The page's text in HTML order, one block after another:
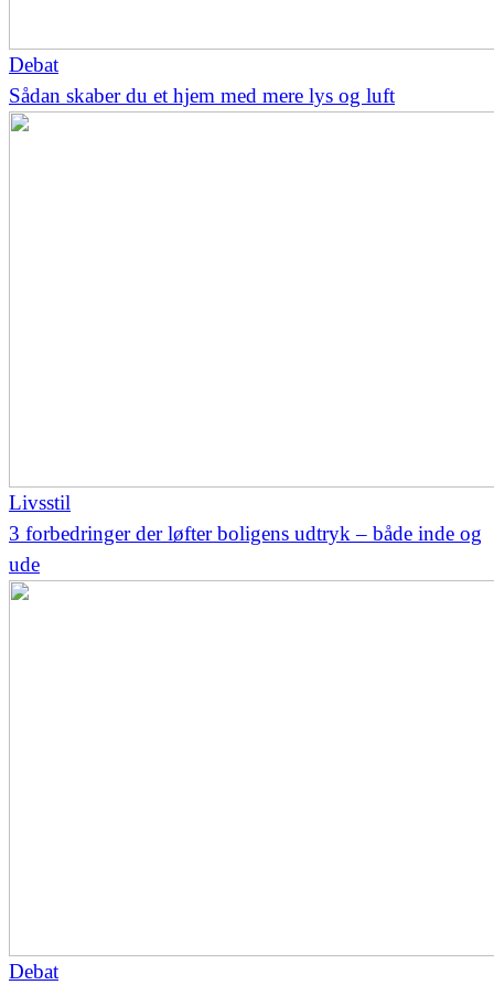
Debat
Sådan skaber du et hjem med mere lys og luft
Livsstil
3 forbedringer der løfter boligens udtryk – både inde og
ude
Debat